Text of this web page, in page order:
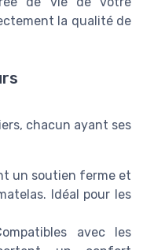
la qualité de
chacun ayant ses
un soutien ferme et
Idéal pour les
avec les